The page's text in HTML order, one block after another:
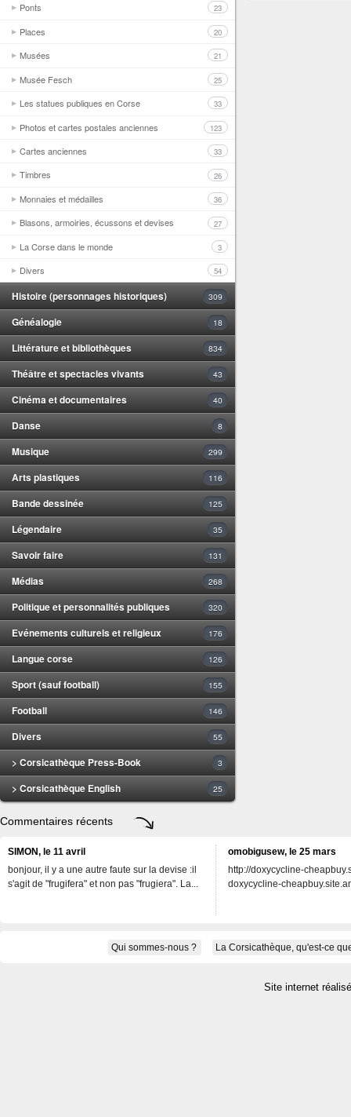
Ponts 23
Places 20
Musées 21
Musée Fesch 25
Les statues publiques en Corse 33
Photos et cartes postales anciennes 123
Cartes anciennes 33
Timbres 26
Monnaies et médailles 36
Blasons, armoiries, écussons et devises 27
La Corse dans le monde 3
Divers 54
Histoire (personnages historiques) 309
Généalogie 18
Littérature et bibliothèques 834
Théâtre et spectacles vivants 43
Cinéma et documentaires 40
Danse 8
Musique 299
Arts plastiques 116
Bande dessinée 125
Légendaire 35
Savoir faire 131
Médias 268
Politique et personnalités publiques 320
Evénements culturels et religieux 176
Langue corse 126
Sport (sauf football) 155
Football 146
Divers 55
> Corsicathèque Press-Book 3
> Corsicathèque English 25
Commentaires récents
SIMON, le 11 avril
bonjour, il y a une autre faute sur la devise :il
s'agit de "frugifera" et non pas "frugiera". La...
omobigusew, le 25 mars
http://doxycycline-
doxycycline-
Qui sommes-nous ? La Corsicathèque, qu'est-ce
Site internet